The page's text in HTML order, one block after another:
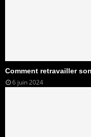
Comment retravailler
6 juin 2024